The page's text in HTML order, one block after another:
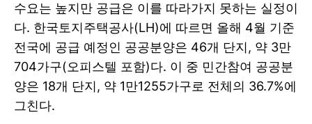
수요는 높지만 공급은 이를 따라가지 못하는 실정이
다. 한국토지주택공사(LH)에 따르면 올해 4월 기준
전국에 공급 예정인 공공분양은 46개 단지, 약 3만
704가구(오피스텔 포함)다. 이 중 민간참여 공공분
양은 18개 단지, 약 1만1255가구로 전체의 36.7%에
그친다.